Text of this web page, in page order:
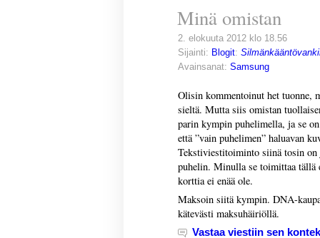
Minä omistan
2. elokuuta 2012 klo 18.56
Sijainti: Blogit:
Avainsanat: Samsung
Olisin kommentoinut het tuonne,
sieltä. Mutta siis omistan
parin kympin puhelimella, ja se
että ”vain puhelimen” haluavan
Tekstiviestitoiminto siinä tosin on
puhelin. Minulla se toimittaa tällä
korttia ei enää ole.
Maksoin siitä kympin. DNA-
kätevästi maksuhäiriöllä.
Vastaa viestiin sen